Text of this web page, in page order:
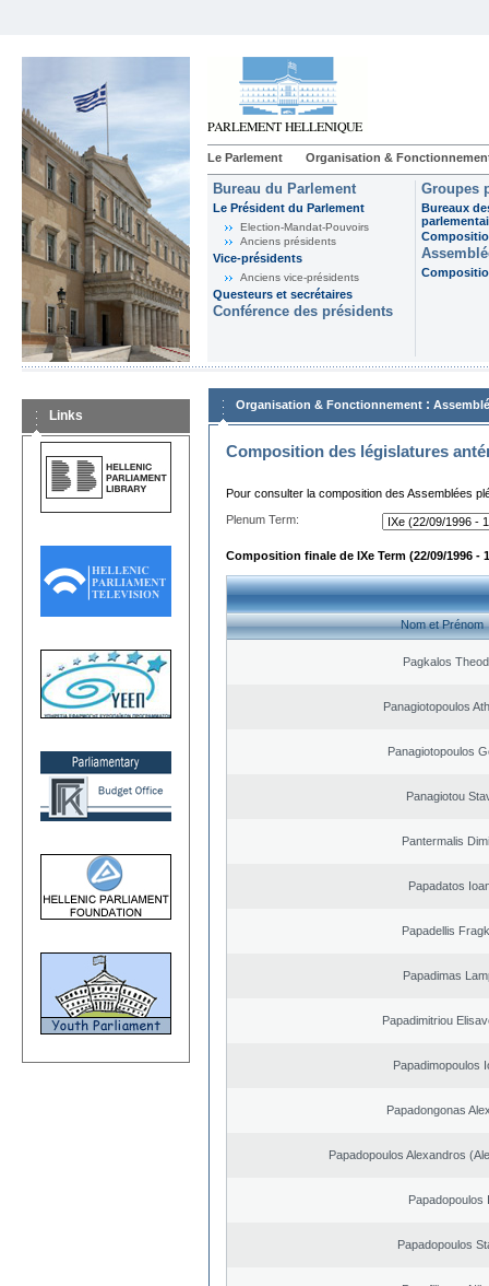
Le Parlement Organisation &
Bureau du Parlement
Le Président du Parlement
Election-Mandat-Pouvoirs
Anciens présidents
Vice-présidents
Anciens vice-présidents
Questeurs et secrétaires
Conférence des présidents
Groupes
Bureaux
Links
Organisation & Fonctionnement :
Composition des législatures
Pour consulter la composition des Assemblées
Plenum Term:
Composition finale de IXe Term (22/09/1996 -
Nom et Prénom
Pagkalos
Panagiotopoulos
Panagiotopoulos
Panagiotou
Pantermalis
Papadatos
Papadellis
Papadimas
Papadimitriou
Papadimopoulos
Papadongonas
Papadopoulos Alexandros
Papadopoulos
Papadopoulos